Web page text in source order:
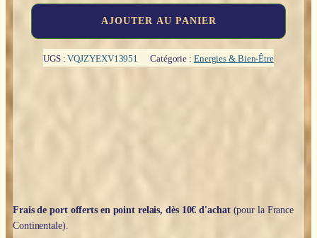
d'apprivoiser
AJOUTER AU PANIER
UGS :VQJZYEXV13951 Catégorie : Energies & Bien-Être
Frais de port offerts en point relais, dès 10€ d'achat(pour la France
Continentale).